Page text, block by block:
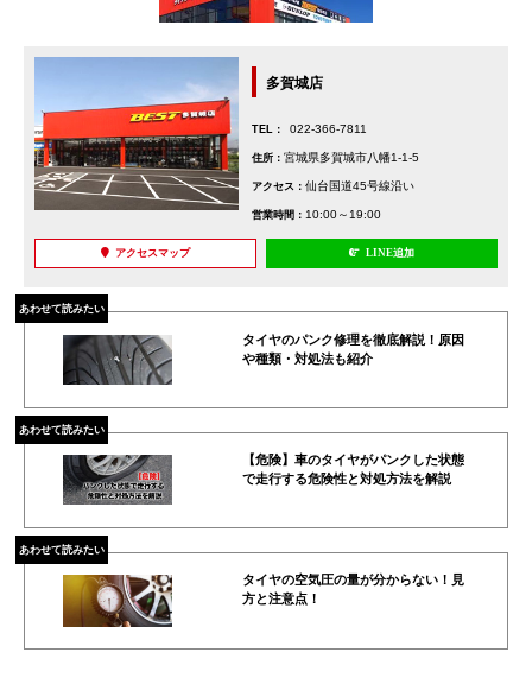
多賀城店
TEL： 022-366-7811
住所：宮城県多賀城市八幡1-1-5
アクセス：仙台国道45号線沿い
営業時間：10:00～19:00
アクセスマップ LINE追加
あわせて読みたい
タイヤのパンク修理を徹底解説！原因
や種類・対処法も紹介
あわせて読みたい
【危険】車のタイヤがパンクした状態
で走行する危険性と対処方法を解説
あわせて読みたい
タイヤの空気圧の量が分からない！見
方と注意点！